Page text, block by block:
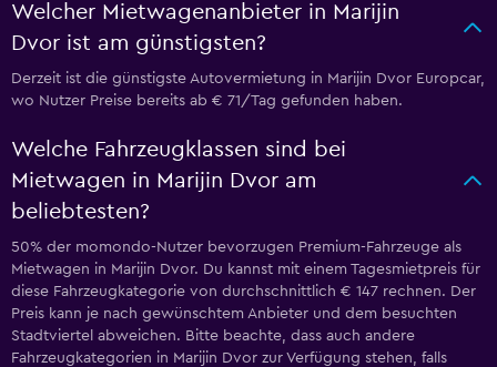
Welcher Mietwagenanbieter in Marijin
Dvor ist am günstigsten?
Derzeit ist die günstigste Autovermietung in Marijin Dvor Europcar,
wo Nutzer Preise bereits ab € 71/Tag gefunden haben.
Welche Fahrzeugklassen sind bei
Mietwagen in Marijin Dvor am
beliebtesten?
50% der momondo-Nutzer bevorzugen Premium-Fahrzeuge als
Mietwagen in Marijin Dvor. Du kannst mit einem Tagesmietpreis für
diese Fahrzeugkategorie von durchschnittlich € 147 rechnen. Der
Preis kann je nach gewünschtem Anbieter und dem besuchten
Stadtviertel abweichen. Bitte beachte, dass auch andere
Fahrzeugkategorien in Marijin Dvor zur Verfügung stehen, falls